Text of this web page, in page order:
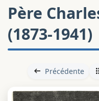
Père
(1873-1941)
Précédente